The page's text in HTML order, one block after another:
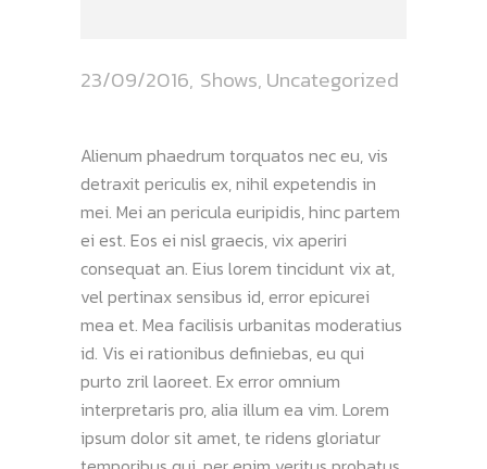
23/09/2016 Shows, Uncategorized
Alienum phaedrum torquatos nec eu, vis
detraxit periculis ex, nihil expetendis in
mei. Mei an pericula euripidis, hinc partem
ei est. Eos ei nisl graecis, vix aperiri
consequat an. Eius lorem tincidunt vix at,
vel pertinax sensibus id, error epicurei
mea et. Mea facilisis urbanitas moderatius
id. Vis ei rationibus definiebas, eu qui
purto zril laoreet. Ex error omnium
interpretaris pro, alia illum ea vim. Lorem
ipsum dolor sit amet, te ridens gloriatur